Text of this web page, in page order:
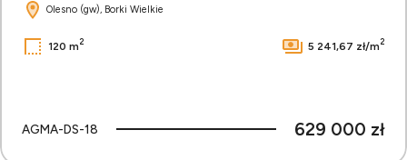
Olesno (gw), Borki Wielkie
120 m2 5 241,67 zł/m2
AGMA-DS-18 629 000 zł